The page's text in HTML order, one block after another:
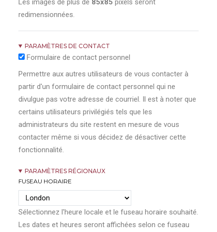
Les images de plus de 85x85 pixels seront
redimensionnées.
PARAMÈTRES DE CONTACT
Formulaire de contact personnel
Permettre aux autres utilisateurs de vous contacter à
partir d'un formulaire de contact personnel qui ne
divulgue pas votre adresse de courriel. Il est à noter que
certains utilisateurs privilégiés tels que les
administrateurs du site restent en mesure de vous
contacter même si vous décidez de désactiver cette
fonctionnalité.
PARAMÈTRES RÉGIONAUX
FUSEAU HORAIRE
Sélectionnez l'heure locale et le fuseau horaire souhaité.
Les dates et heures seront affichées selon ce fuseau